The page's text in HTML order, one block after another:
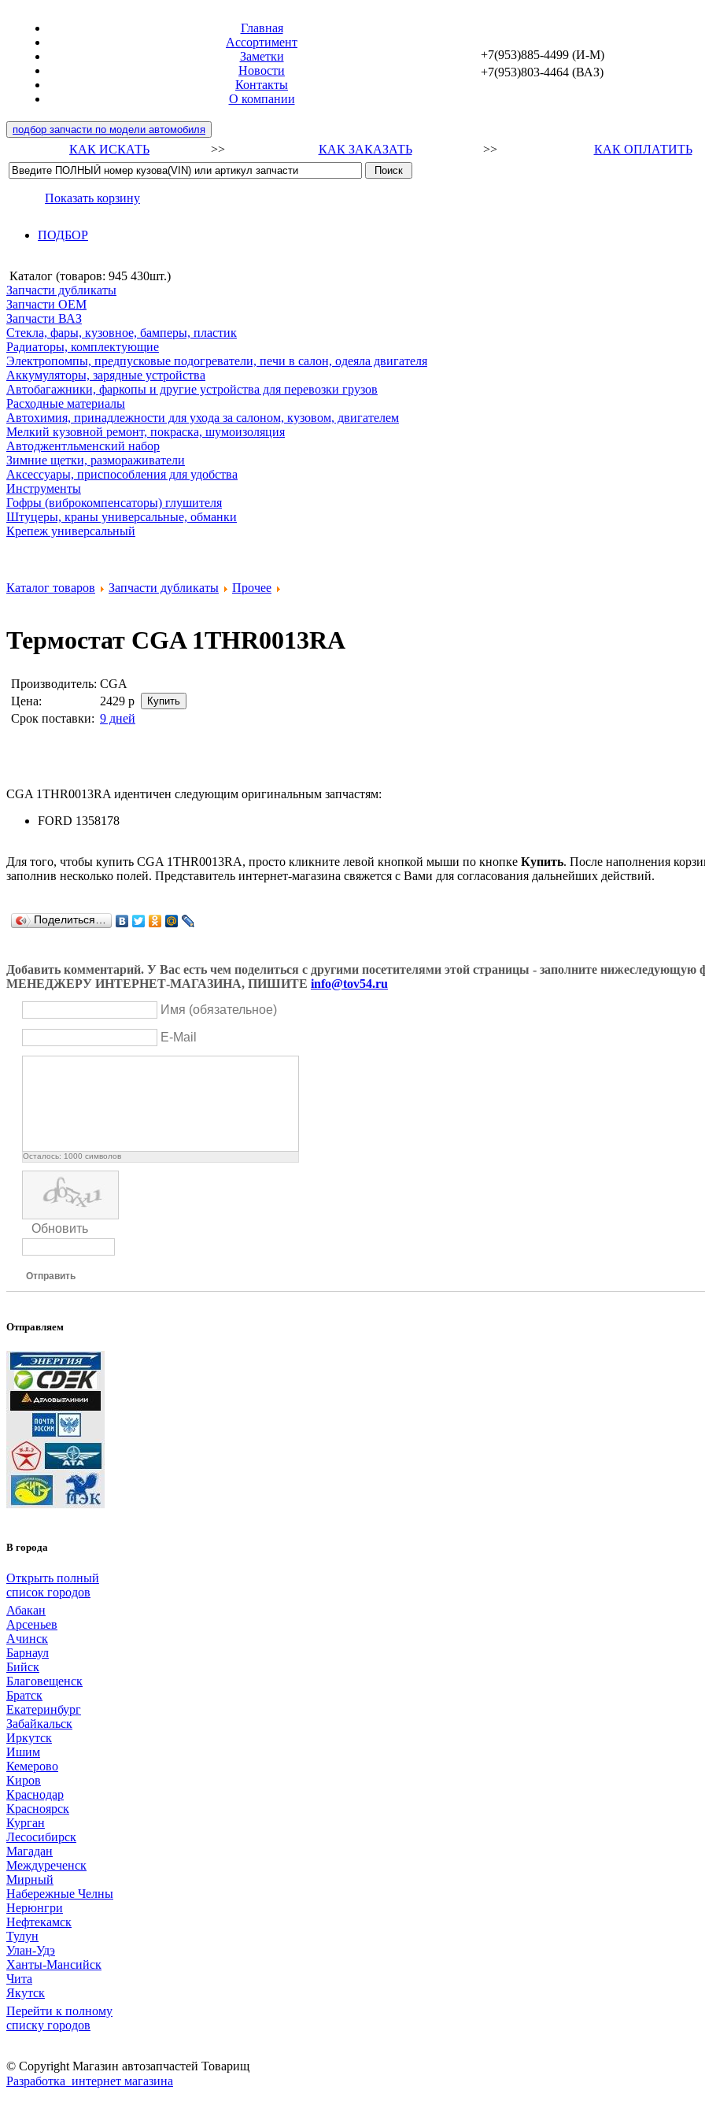
Главная
Ассортимент
Заметки
Новости
Контакты
О компании
+7(953)885-4499 (И-М)
+7(953)803-4464 (ВАЗ)
подбор запчасти по модели автомобиля
КАК ИСКАТЬ >> КАК ЗАКАЗАТЬ >> КАК ОПЛАТИТЬ
Показать корзину
ПОДБОР
Каталог (товаров: 945 430шт.)
Запчасти дубликаты
Запчасти ОЕМ
Запчасти ВАЗ
Стекла, фары, кузовное, бамперы, пластик
Радиаторы, комплектующие
Электропомпы, предпусковые подогреватели, печи в салон, одеяла двигателя
Аккумуляторы, зарядные устройства
Автобагажники, фаркопы и другие устройства для перевозки грузов
Расходные материалы
Автохимия, принадлежности для ухода за салоном, кузовом, двигателем
Мелкий кузовной ремонт, покраска, шумоизоляция
Автоджентльменский набор
Зимние щетки, размораживатели
Аксессуары, приспособления для удобства
Инструменты
Гофры (виброкомпенсаторы) глушителя
Штуцеры, краны универсальные, обманки
Крепеж универсальный
Каталог товаров Запчасти дубликаты Прочее
Термостат CGA 1THR0013RA
Производитель: CGA
Цена:
2429 р
Срок поставки: 9 дней
CGA 1THR0013RA идентичен следующим оригинальным запчастям:
FORD 1358178
Для того, чтобы купить CGA 1THR0013RA, просто кликните левой кнопкой мыши по кнопке Купить. После наполнения
заполнив несколько полей. Представитель интернет-магазина свяжется с Вами для согласования дальнейших действий.
Поделиться…
Добавить комментарий. У Вас есть чем поделиться с другими посетителями этой страницы - заполните
МЕНЕДЖЕРУ ИНТЕРНЕТ-МАГАЗИНА, ПИШИТЕ info@tov54.ru
Имя (обязательное)
E-Mail
Осталось: 1000 символов
Обновить
Отправить
Отправляем
В города
Открыть полный
список городов
Абакан
Арсеньев
Ачинск
Барнаул
Бийск
Благовещенск
Братск
Екатеринбург
Забайкальск
Иркутск
Ишим
Кемерово
Киров
Краснодар
Красноярск
Курган
Лесосибирск
Магадан
Междуреченск
Мирный
Набережные Челны
Нерюнгри
Нефтекамск
Тулун
Улан-Удэ
Ханты-Мансийск
Чита
Якутск
Перейти к полному
списку городов
© Copyright Магазин автозапчастей Товарищ
Разработка интернет магазина